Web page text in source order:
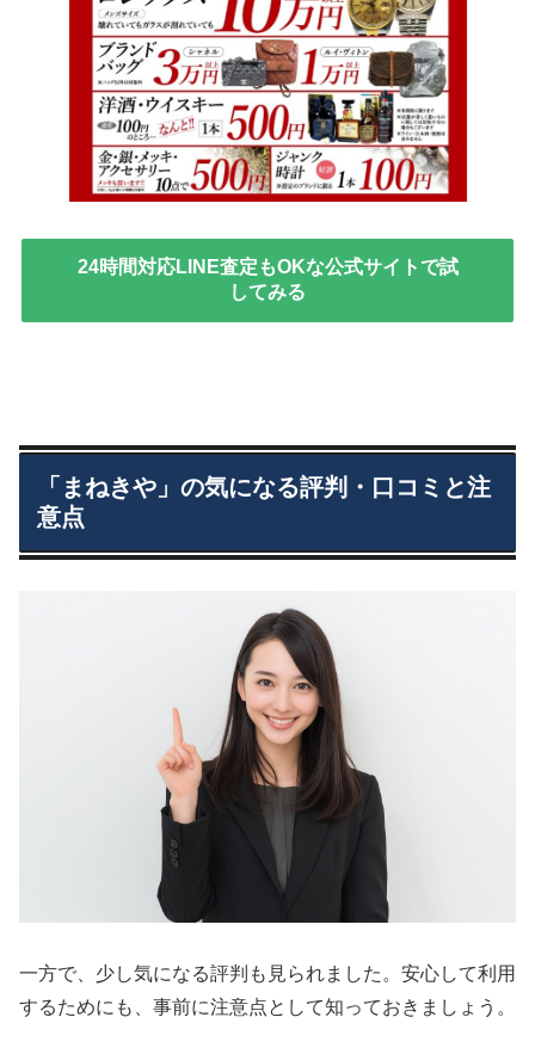
24時間対応LINE査定もOKな公式サイトで試
してみる
「まねきや」の気になる評判・口コミと注
意点
一方で、少し気になる評判も見られました。安心して利用
するためにも、事前に注意点として知っておきましょう。